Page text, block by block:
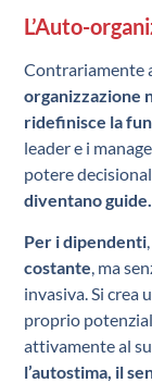
L’Auto-
Contrariamente
organizzazione
ridefinisce la
leader e i
potere
diventano guide.
Per i dipendenti
costante, ma
invasiva. Si crea
proprio
attivamente al
l’autostima, il